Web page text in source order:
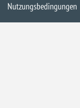
Nutzungsbedingungen